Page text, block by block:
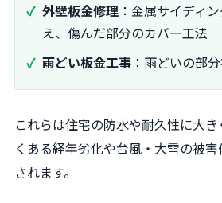
外壁板金修理 ：金属サイディ
え、傷んだ部分のカバー工法
雨どい板金工事 ：雨どいの部
これらは住宅の防水や耐久性に大
くある経年劣化や台風・大雪の被
されます。